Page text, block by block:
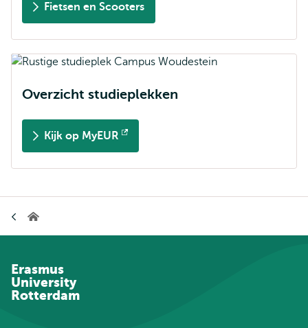
Fietsen en Scooters
Overzicht studieplekken
Kijk op MyEUR
Opent
Home
Erasmus
University
Rotterdam